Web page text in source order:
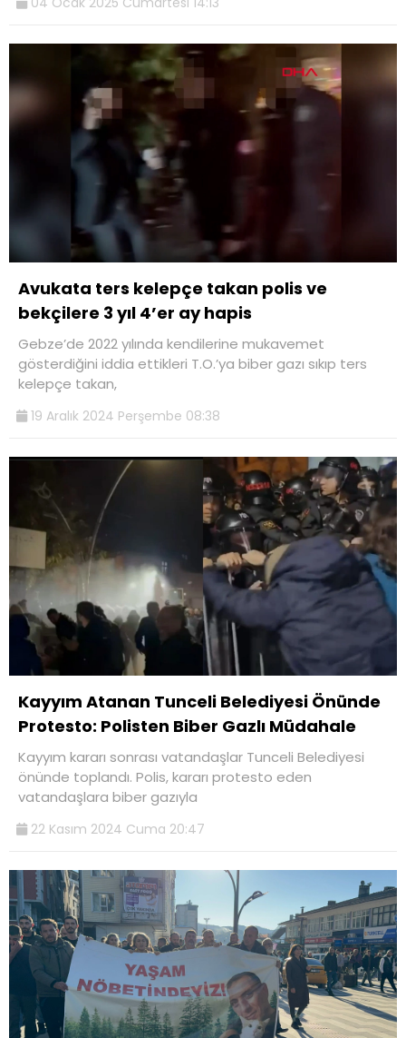
Avukata ters kelepçe takan polis ve
bekçilere 3 yıl 4’er ay hapis
Gebze’de 2022 yılında kendilerine mukavemet
gösterdiğini iddia ettikleri T.O.’ya biber gazı sıkıp ters
kelepçe takan,
19 Aralık 2024 Perşembe 08:38
Kayyım Atanan Tunceli Belediyesi Önünde
Protesto: Polisten Biber Gazlı Müdahale
Kayyım kararı sonrası vatandaşlar Tunceli Belediyesi
önünde toplandı. Polis, kararı protesto eden
vatandaşlara biber gazıyla
22 Kasım 2024 Cuma 20:47